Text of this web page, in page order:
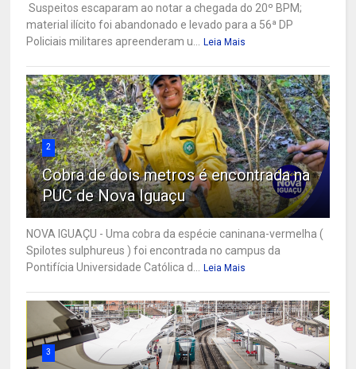
Suspeitos escaparam ao notar a chegada do 20º BPM;
material ilícito foi abandonado e levado para a 56ª DP
Policiais militares apreenderam u...
Leia Mais
2
Cobra de dois metros é encontrada na
PUC de Nova Iguaçu
NOVA IGUAÇU - Uma cobra da espécie caninana-vermelha (
Spilotes sulphureus ) foi encontrada no campus da
Pontifícia Universidade Católica d...
Leia Mais
3